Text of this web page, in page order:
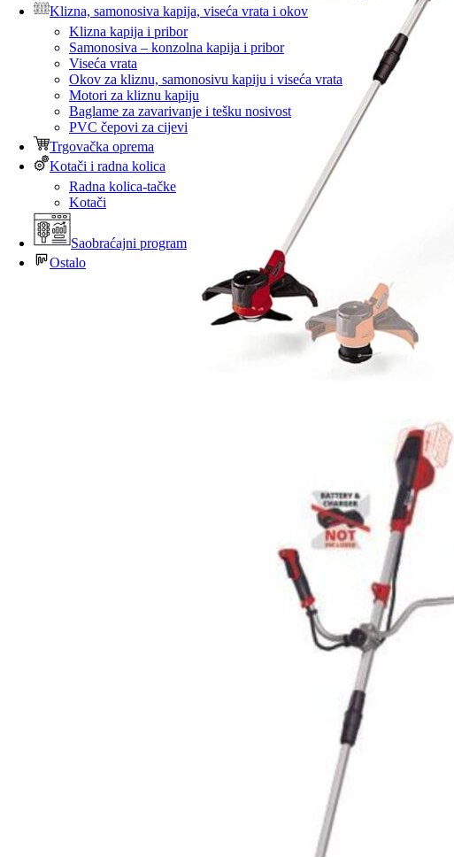
Klizna, samonosiva kapija, viseća vrata i okov
Klizna kapija i pribor
Samonosiva – konzolna kapija i pribor
Viseća vrata
Okov za kliznu, samonosivu kapiju i viseća vrata
Motori za kliznu kapiju
Baglame za zavarivanje i tešku nosivost
PVC čepovi za cijevi
Trgovačka oprema
Kotači i radna kolica
Radna kolica-tačke
Kotači
Saobraćajni program
Ostalo